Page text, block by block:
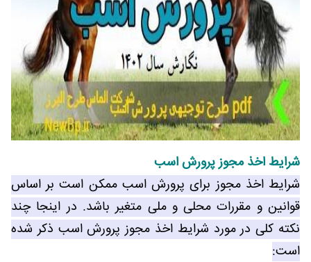
شرایط اخذ مجوز پرورش اسب
شرایط اخذ مجوز برای پرورش اسب ممکن است بر اساس
قوانین و مقررات محلی و ملی متغیر باشد. در اینجا چند
نکته کلی در مورد شرایط اخذ مجوز پرورش اسب ذکر شده
است: